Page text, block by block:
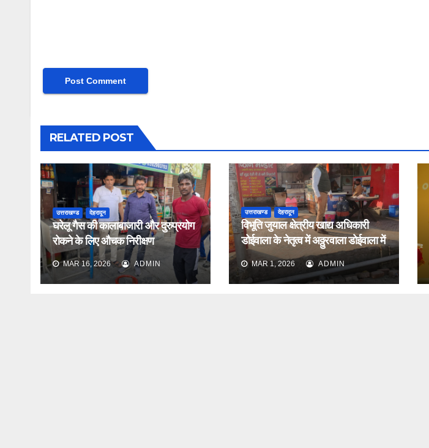
RELATED POST
उत्तराखण्ड देहरादून
घरेलू गैस की कालाबाजारी और दुरुप्रयोग
रोकने के लिए औचक निरीक्षण
MAR 16, 2026 ADMIN
उत्तराखण्ड देहरादून
विभूति जुयाल क्षेत्रीय खाद्य अधिकारी
डोईवाला के नेतृत्व में अठ्ठुरवाला डोईवाला में
औचक निरीक्षण किया
MAR 1, 2026 ADMIN